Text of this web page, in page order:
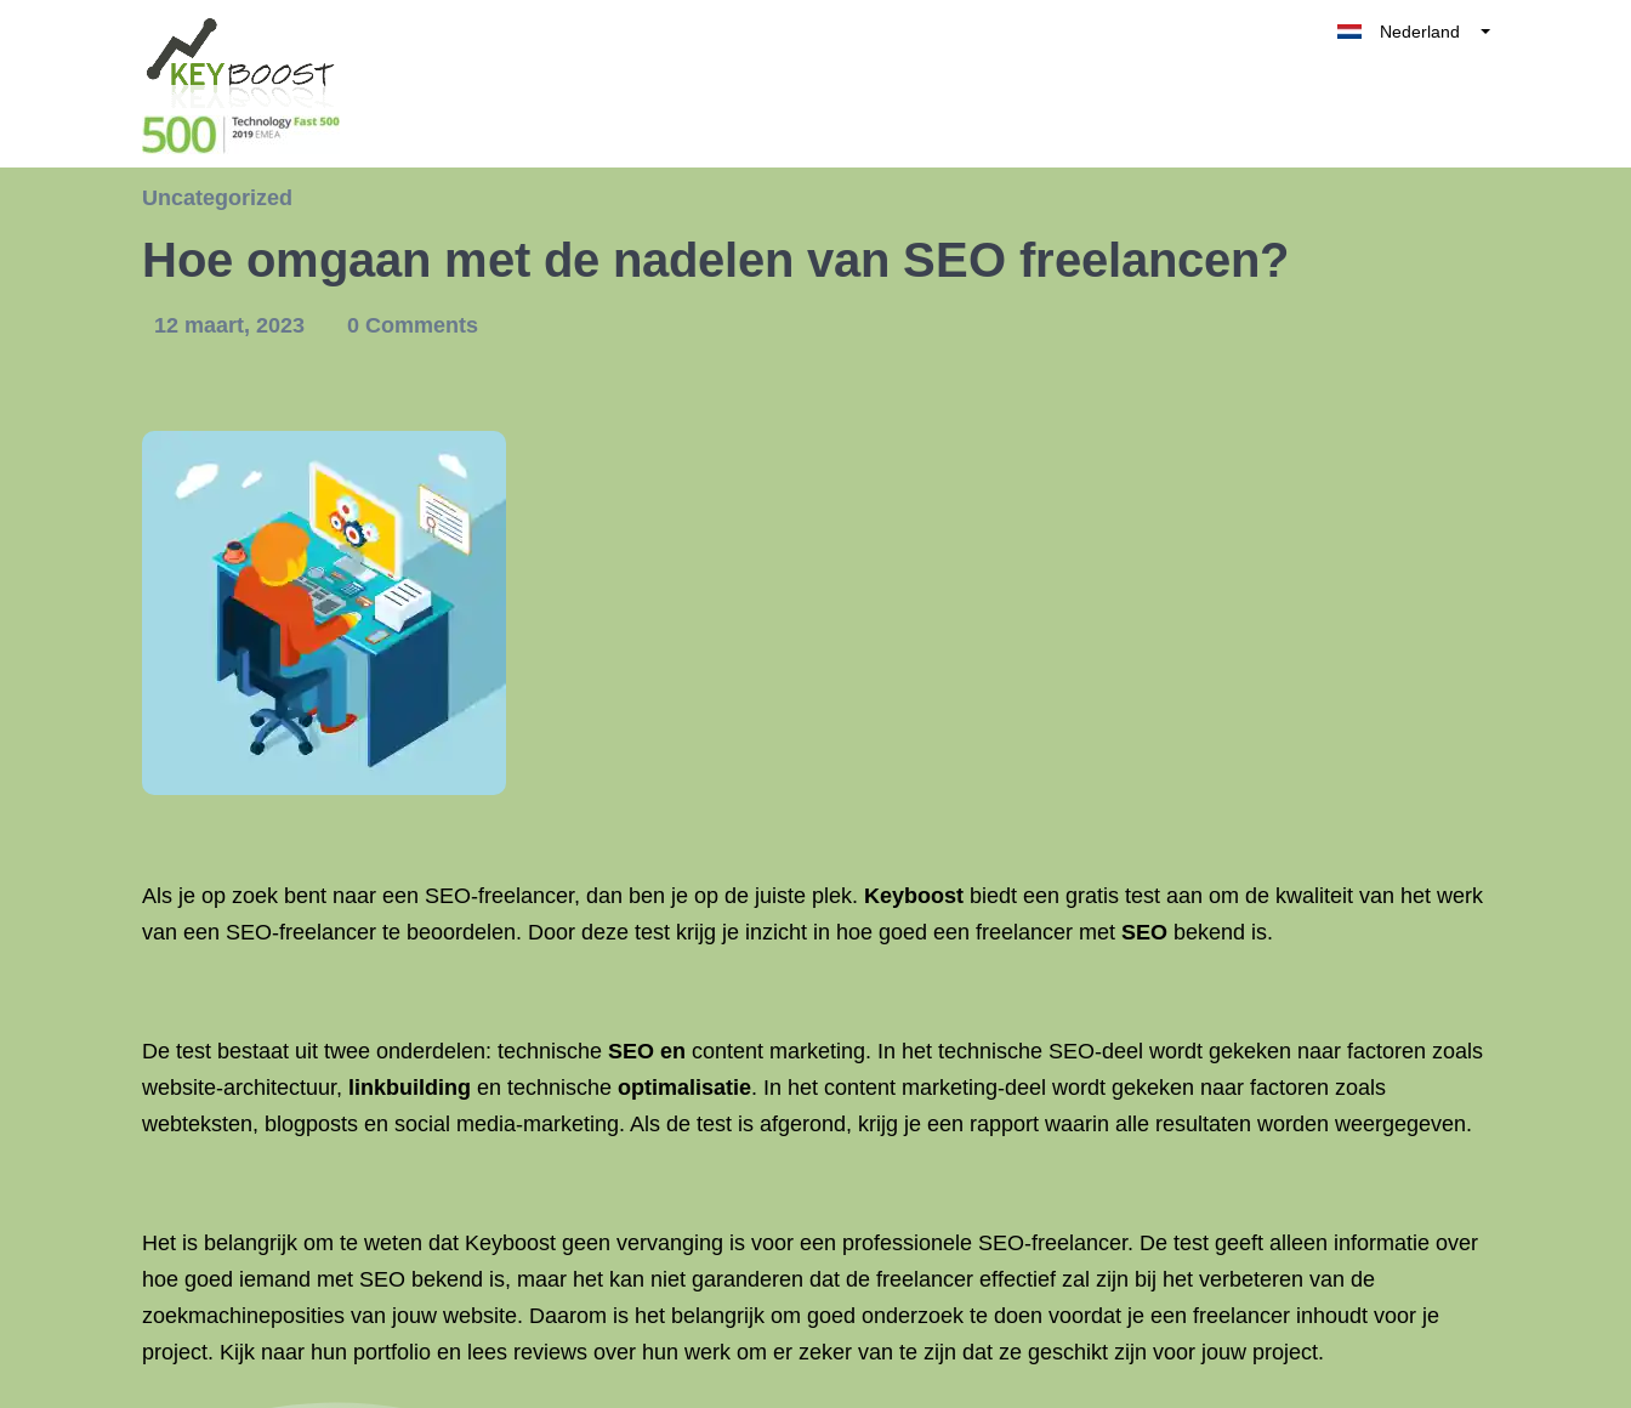
Nederland
Uncategorized
Hoe omgaan met de nadelen van SEO freelancen?
12 maart, 2023 0 Comments
Als je op zoek bent naar een SEO-freelancer, dan ben je op de juiste plek. Keyboost biedt een gratis test aan om de kwaliteit van het werk
van een SEO-freelancer te beoordelen. Door deze test krijg je inzicht in hoe goed een freelancer met SEO bekend is.
De test bestaat uit twee onderdelen: technische SEO en content marketing. In het technische SEO-deel wordt gekeken naar factoren zoals
website-architectuur, linkbuilding en technische optimalisatie. In het content marketing-deel wordt gekeken naar factoren zoals
webteksten, blogposts en social media-marketing. Als de test is afgerond, krijg je een rapport waarin alle resultaten worden weergegeven.
Het is belangrijk om te weten dat Keyboost geen vervanging is voor een professionele SEO-freelancer. De test geeft alleen informatie over
hoe goed iemand met SEO bekend is, maar het kan niet garanderen dat de freelancer effectief zal zijn bij het verbeteren van de
zoekmachineposities van jouw website. Daarom is het belangrijk om goed onderzoek te doen voordat je een freelancer inhoudt voor je
project. Kijk naar hun portfolio en lees reviews over hun werk om er zeker van te zijn dat ze geschikt zijn voor jouw project.